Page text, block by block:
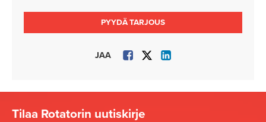
PYYDÄ TARJOUS
JAA
Tilaa Rotatorin uutiskirje